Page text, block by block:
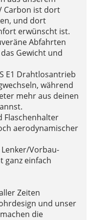
Carbon ist dort
und dort
erwünscht ist.
Abfahrten
Gewicht und
E1 Drahtlosantrieb
während
mehr aus deinen
Flaschenhalter
aerodynamischer
Vorbau-
ganz einfach
Zeiten
und unser
die